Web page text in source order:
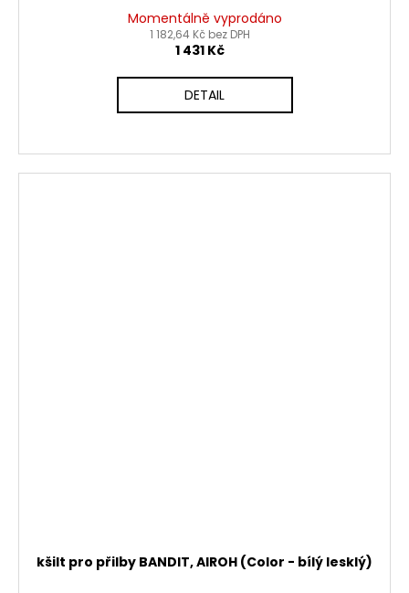
Momentálně vyprodáno
1 182,64 Kč bez DPH
1 431 Kč
DETAIL
kšilt pro přilby BANDIT, AIROH (Color - bílý lesklý)